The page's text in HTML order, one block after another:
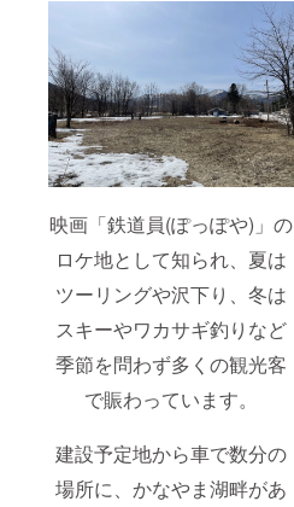
映画「鉄道員(ぽっぽや)」の
ロケ地として知られ、夏は
ツーリングや沢下り、冬は
スキーやワカサギ釣りなど
季節を問わず多くの観光客
で賑わっています。
建設予定地から車で数分の
場所に、かなやま湖畔があ